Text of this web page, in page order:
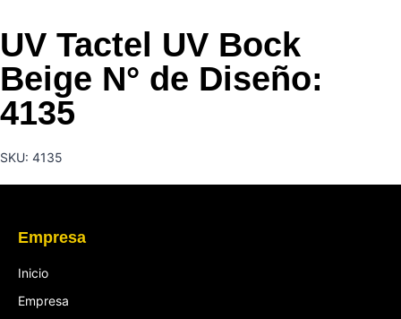
UV Tactel UV Bock
Beige N° de Diseño:
4135
SKU: 4135
Empresa
Inicio
Empresa